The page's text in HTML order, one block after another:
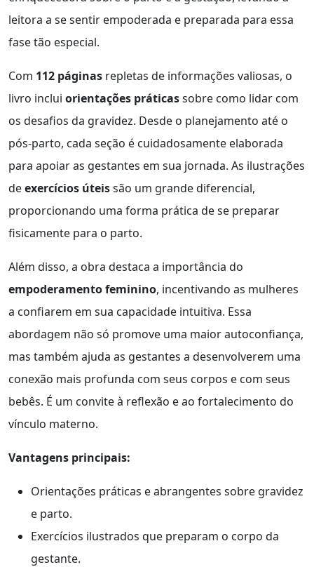
leitora a se sentir empoderada e preparada para essa
fase tão especial.
Com 112 páginas repletas de informações valiosas, o
livro inclui orientações práticassobre como lidar com
os desafios da gravidez. Desde o planejamento até o
pós-parto, cada seção é cuidadosamente elaborada
para apoiar as gestantes em sua jornada. As ilustrações
deexercícios úteissão um grande diferencial,
proporcionando uma forma prática de se preparar
fisicamente para o parto.
Além disso, a obra destaca a importância do
empoderamento feminino, incentivando as mulheres
a confiarem em sua capacidade intuitiva. Essa
abordagem não só promove uma maior autoconfiança,
mas também ajuda as gestantes a desenvolverem uma
conexão mais profunda com seus corpos e com seus
bebês. É um convite à reflexão e ao fortalecimento do
vínculo materno.
Vantagens principais:
Orientações práticas e abrangentes sobre gravidez
e parto.
Exercícios ilustrados que preparam o corpo da
gestante.